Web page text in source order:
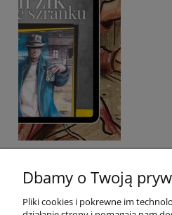
E-BOOK: Kōmisorz
Dbamy o Twoją
Pliki cookies i pokrewne im